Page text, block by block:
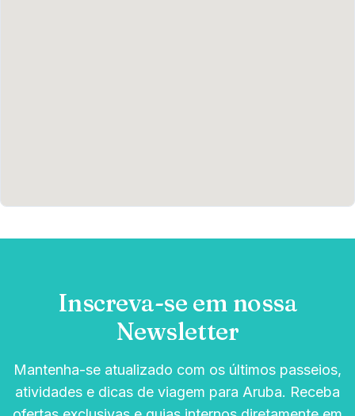
Inscreva-se em nossa
Newsletter
Mantenha-se atualizado com os últimos passeios,
atividades e dicas de viagem para Aruba. Receba